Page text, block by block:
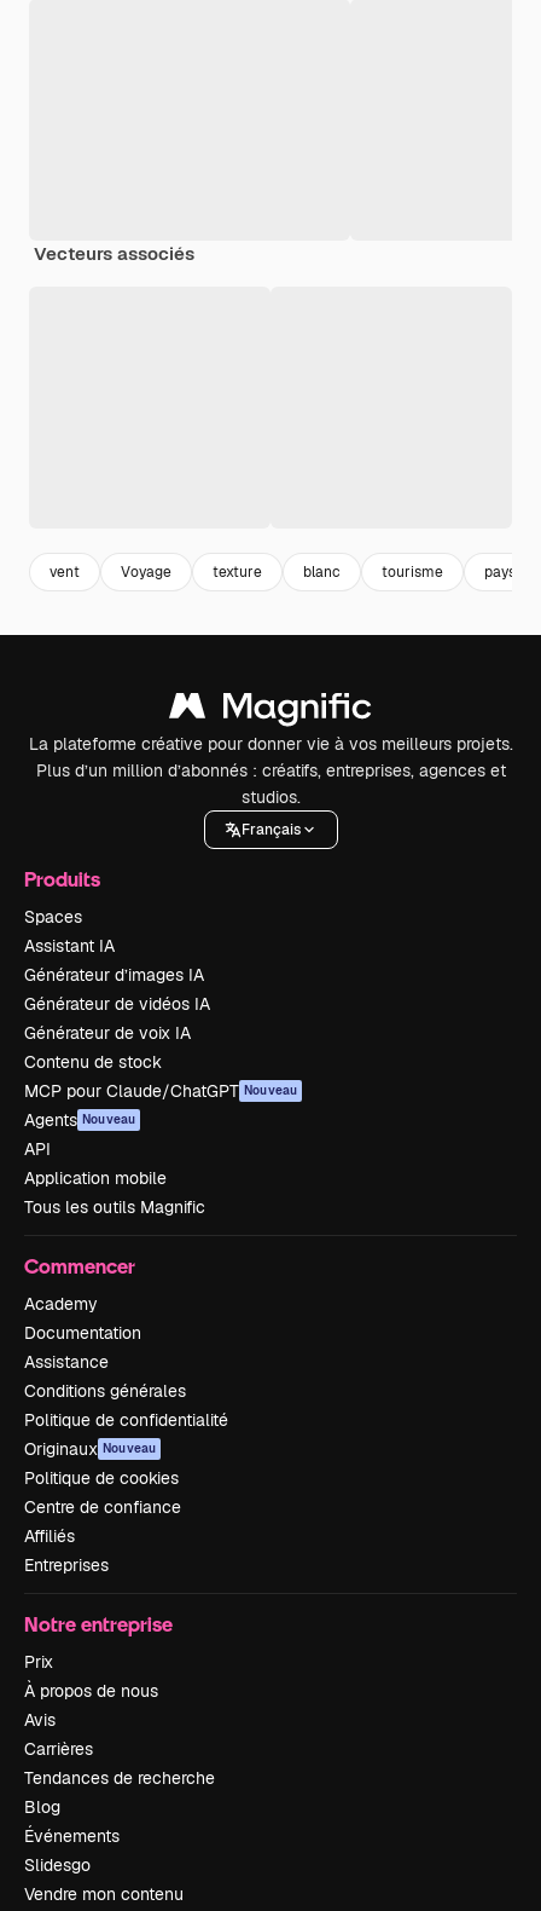
Vecteurs associés
vent Voyage texture blanc tourisme pays
La plateforme créative pour donner vie à vos meilleurs projets.
Plus d’un million d’abonnés : créatifs, entreprises, agences et
studios.
Français
Produits
Spaces
Assistant IA
Générateur d’images IA
Générateur de vidéos IA
Générateur de voix IA
Contenu de stock
MCP pour Claude/ChatGPT Nouveau
Agents Nouveau
API
Application mobile
Tous les outils Magnific
Commencer
Academy
Documentation
Assistance
Conditions générales
Politique de confidentialité
Originaux Nouveau
Politique de cookies
Centre de confiance
Affiliés
Entreprises
Notre entreprise
Prix
À propos de nous
Avis
Carrières
Tendances de recherche
Blog
Événements
Slidesgo
Vendre mon contenu